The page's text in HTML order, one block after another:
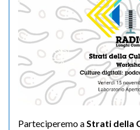
Parteciperemo aStrati della